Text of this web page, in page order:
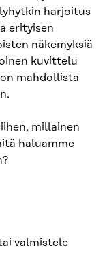
harjoitus
erityisen
näkemyksiä
kuvittelu
mahdollista
millainen
haluamme
valmistele